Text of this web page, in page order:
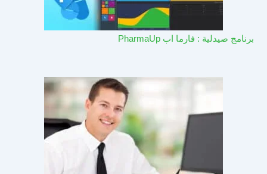
برنامج صيدلية : فارما اب PharmaUp​